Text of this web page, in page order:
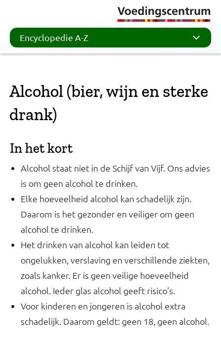
Encyclopedie A-Z
Alcohol (bier, wijn en sterke
drank)
In het kort
Alcohol staat niet in de Schijf van Vijf. Ons advies
is om geen alcohol te drinken.
Elke hoeveelheid alcohol kan schadelijk zijn.
Daarom is het gezonder en veiliger om geen
alcohol te drinken.
Het drinken van alcohol kan leiden tot
ongelukken, verslaving en verschillende ziekten,
zoals kanker. Er is geen veilige hoeveelheid
alcohol. Ieder glas alcohol geeft risico’s.
Voor kinderen en jongeren is alcohol extra
schadelijk. Daarom geldt: geen 18, geen alcohol.